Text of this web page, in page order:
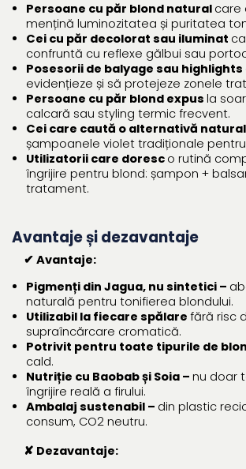
Persoane cu păr blond natural care
mențină luminozitatea și puritatea
Cei cu păr decolorat sau iluminat
confruntă cu reflexe gălbui sau
Posesorii de balyage sau highlights
evidențieze și să protejeze zonele
Persoane cu păr blond expus la
calcară sau styling termic frecvent.
Cei care caută o alternativă
șampoanele violet tradiționale
Utilizatorii care doresc o rutină
îngrijire pentru blond: șampon +
tratament.
Avantaje și dezavantaje
✔ Avantaje:
Pigmenți din Jagua, nu sintetici –
naturală pentru tonifierea blondului.
Utilizabil la fiecare spălare fără risc
supraîncărcare cromatică.
Potrivit pentru toate tipurile de
cald.
Nutriție cu Baobab și Soia – nu doar
îngrijire reală a firului.
Ambalaj sustenabil – din plastic
consum, CO2 neutru.
✘ Dezavantaje: